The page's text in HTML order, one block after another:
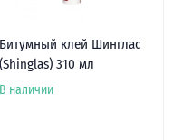
Битумный клей Шинглас
(Shinglas) 310 мл
В наличии